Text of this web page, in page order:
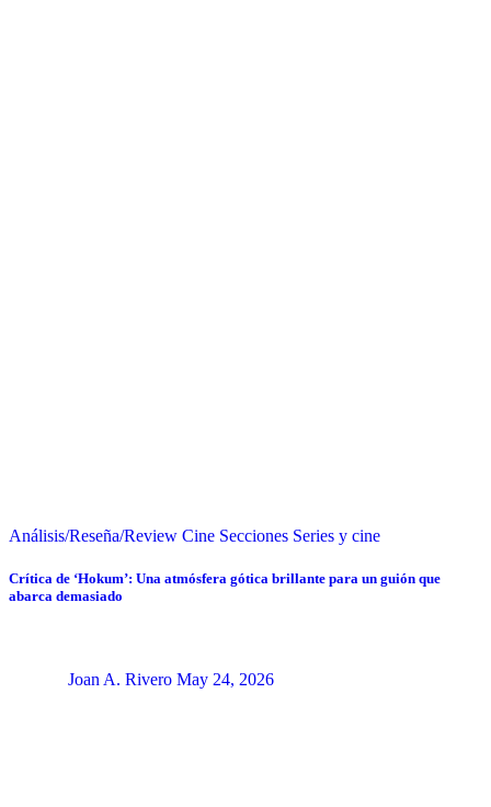
Análisis/Reseña/Review Cine Secciones Series y cine
Crítica de ‘Hokum’: Una atmósfera gótica brillante para un guión que
abarca demasiado
Joan A. Rivero May 24, 2026